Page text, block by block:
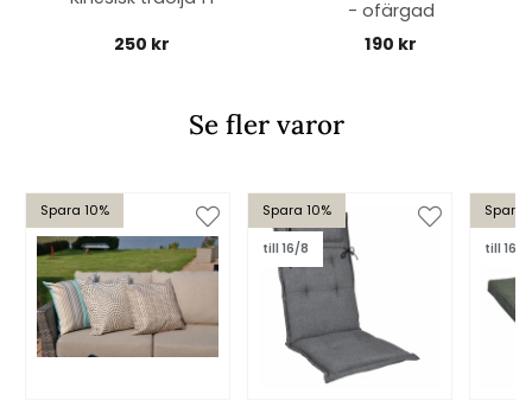
250 kr
- ofärgad
190 kr
Se fler varor
Spara 10% Spara 10%
till 16/8
Spara
till 16/8